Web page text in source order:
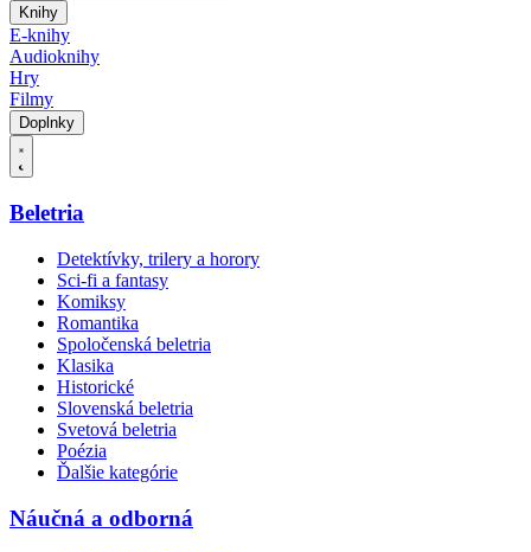
Knihy
E-knihy
Audioknihy
Hry
Filmy
Doplnky
Beletria
Detektívky, trilery a horory
Sci-fi a fantasy
Komiksy
Romantika
Spoločenská beletria
Klasika
Historické
Slovenská beletria
Svetová beletria
Poézia
Ďalšie kategórie
Náučná a odborná